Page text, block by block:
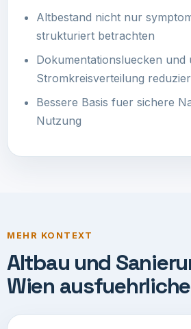
Altbestand nicht nur
strukturiert betrachten
Dokumentationsluecken und
Stromkreisverteilung
Bessere Basis fuer sichere
Nutzung
MEHR KONTEXT
Altbau und
Wien